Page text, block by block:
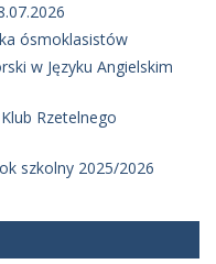
ósmoklasistów
w Języku Angielskim
Rzetelnego
szkolny 2025/2026